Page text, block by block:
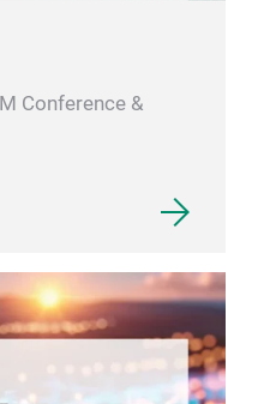
Conference &